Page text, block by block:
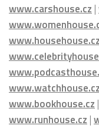
www.carshouse.cz |
www.househouse.cz
www.watchhouse.cz
www.bookhouse.cz |
www.runhouse.cz |